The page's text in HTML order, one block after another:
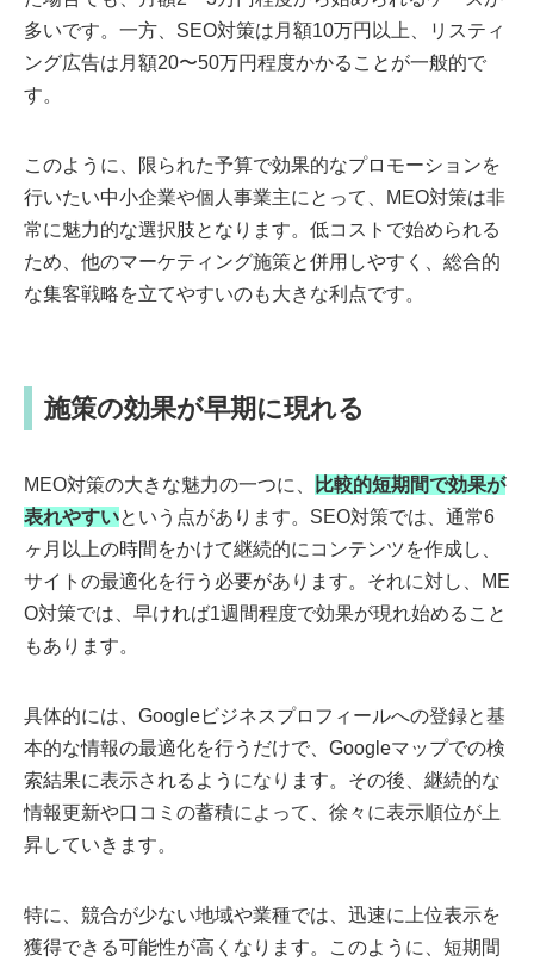
多いです。一方、SEO対策は月額10万円以上、リスティ
ング広告は月額20〜50万円程度かかることが一般的で
す。
このように、限られた予算で効果的なプロモーションを
行いたい中小企業や個人事業主にとって、MEO対策は非
常に魅力的な選択肢となります。低コストで始められる
ため、他のマーケティング施策と併用しやすく、総合的
な集客戦略を立てやすいのも大きな利点です。
施策の効果が早期に現れる
MEO対策の大きな魅力の一つに、
比較的短期間で効果が
表れやすいという点があります。SEO対策では、通常6
ヶ月以上の時間をかけて継続的にコンテンツを作成し、
サイトの最適化を行う必要があります。それに対し、ME
O対策では、早ければ1週間程度で効果が現れ始めること
もあります。
具体的には、Googleビジネスプロフィールへの登録と基
本的な情報の最適化を行うだけで、Googleマップでの検
索結果に表示されるようになります。その後、継続的な
情報更新や口コミの蓄積によって、徐々に表示順位が上
昇していきます。
特に、競合が少ない地域や業種では、迅速に上位表示を
獲得できる可能性が高くなります。このように、短期間